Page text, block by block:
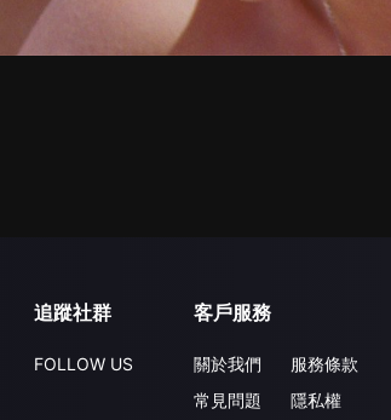
追蹤社群
FOLLOW US
客戶服務
關於我們
常見問題
服務條款
隱私權